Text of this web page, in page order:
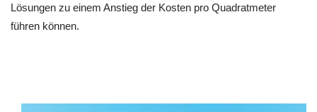
Lösungen zu einem Anstieg der Kosten pro Quadratmeter
führen können.